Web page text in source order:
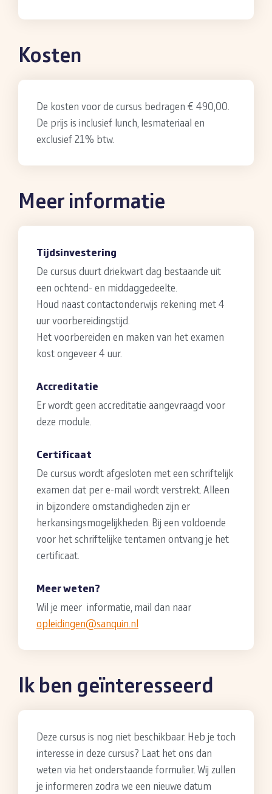
Kosten
De kosten voor de cursus bedragen € 490,00.
De prijs is inclusief lunch, lesmateriaal en
exclusief 21% btw.
Meer informatie
Tijdsinvestering
De cursus duurt driekwart dag bestaande uit
een ochtend- en middaggedeelte.
Houd naast contactonderwijs rekening met 4
uur voorbereidingstijd.
Het voorbereiden en maken van het examen
kost ongeveer 4 uur.
Accreditatie
Er wordt geen accreditatie aangevraagd voor
deze module.
Certificaat
De cursus wordt afgesloten met een schriftelijk
examen dat per e-mail wordt verstrekt. Alleen
in bijzondere omstandigheden zijn er
herkansingsmogelijkheden. Bij een voldoende
voor het schriftelijke tentamen ontvang je het
certificaat.
Meer weten?
Wil je meer informatie, mail dan naar
opleidingen@sanquin.nl
Ik ben geïnteresseerd
Deze cursus is nog niet beschikbaar. Heb je toch
interesse in deze cursus? Laat het ons dan
weten via het onderstaande formulier. Wij zullen
je informeren zodra we een nieuwe datum